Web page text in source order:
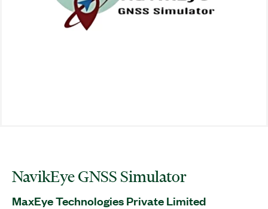
NavikEye GNSS Simulator
MaxEye Technologies Private Limited